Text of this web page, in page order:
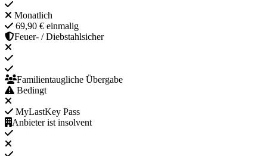
Monatlich
69,90 € einmalig
Feuer- / Diebstahlsicher
Familientaugliche Übergabe
Bedingt
MyLastKey Pass
Anbieter ist insolvent